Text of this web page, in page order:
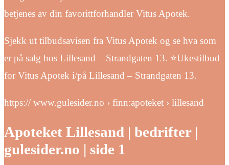
betjenes av din favorittforhandler Vitus Apotek.
Sjekk ut tilbudsavisen fra Vitus Apotek og se hva som
er på salg hos Lillesand – Strandgaten 13. ⭐Ukestilbud
for Vitus Apotek i/på Lillesand – Strandgaten 13.
https:// www.gulesider.no › finn:apoteket › lillesand
Apoteket Lillesand | bedrifter |
gulesider.no | side 1